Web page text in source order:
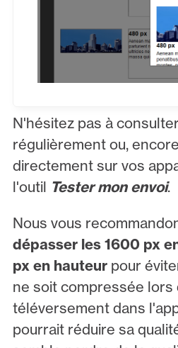
N'hésitez pas à
régulièrement ou,
directement sur vos
l'outil Tester mon envoi.
Nous vous
dépasser les 1600 px
px en hauteur pour
ne soit compressée lors
téléversement dans
pourrait réduire sa